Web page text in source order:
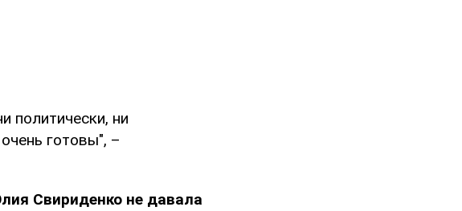
политически, ни
готовы", –
Свириденко не давала